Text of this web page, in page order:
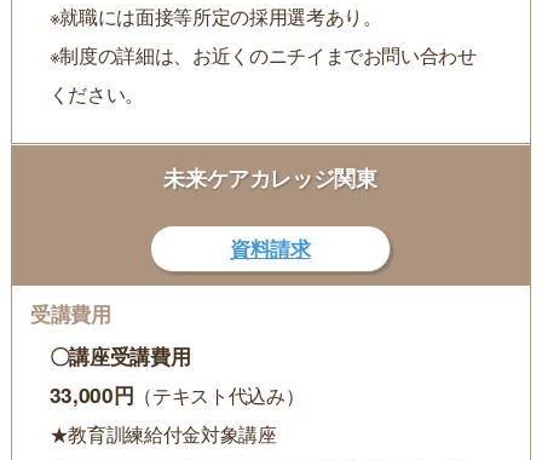
※就職には面接等所定の採用選考あり。
※制度の詳細は、お近くのニチイまでお問い合わせ
ください。
未来ケアカレッジ関東
資料請求
〇講座受講費用
33,000円 （テキスト代込み）
★教育訓練給付金対象講座